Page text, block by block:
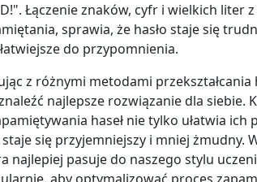
Łączenie znaków, cyfr i wielkich liter
sprawia, że hasło staje się
do przypomnienia.
z różnymi metodami przekształcania
najlepsze rozwiązanie dla siebie.
haseł nie tylko ułatwia ich
się przyjemniejszy i mniej żmudny.
najlepiej pasuje do naszego stylu
aby optymalizować proces